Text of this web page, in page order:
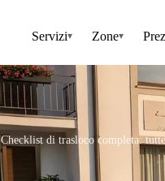
Servizi▾ Zone▾
Checklist di trasloco completa: